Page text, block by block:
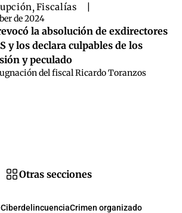
, Fiscalías
de 2024
la absolución de exdirectores
y los declara culpables de los
y peculado
del fiscal Ricardo Toranzos
Otras secciones
CiberdelincuenciaCrimen organizado